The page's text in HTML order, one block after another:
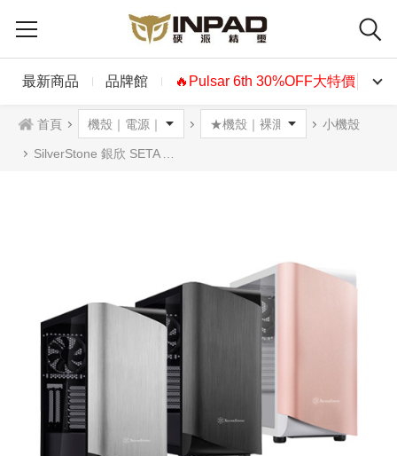
最新商品 品牌館 🔥Pulsar 6th 30%OFF大特價🔥
首頁 小機殼
SilverStone 銀欣 SETA A1 鋼化玻璃機殼